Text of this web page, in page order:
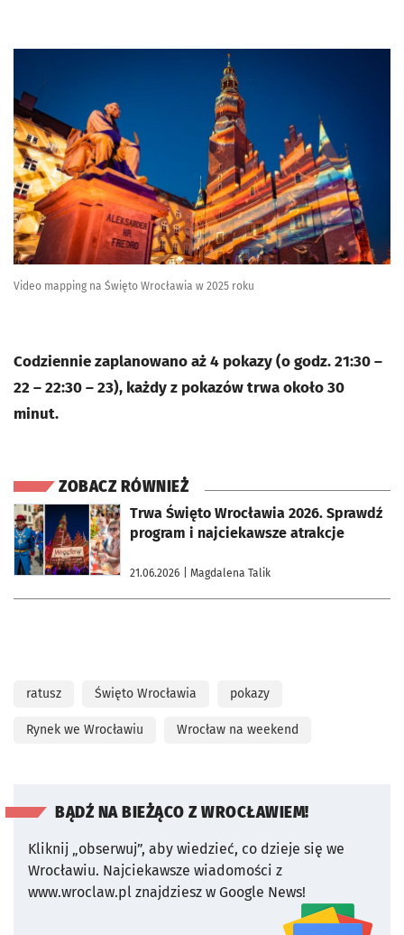
Video mapping na Święto Wrocławia w 2025 roku
Codziennie zaplanowano aż 4 pokazy (o godz. 21:30 –
22 – 22:30 – 23), każdy z pokazów trwa około 30
minut.
ZOBACZ RÓWNIEŻ
Trwa Święto Wrocławia 2026. Sprawdź
program i najciekawsze atrakcje
21.06.2026 | Magdalena Talik
otworzy się w nowej karcie
ratusz Święto Wrocławia pokazy
Rynek we Wrocławiu Wrocław na weekend
BĄDŹ NA BIEŻĄCO Z WROCŁAWIEM!
Kliknij „obserwuj”, aby wiedzieć, co dzieje się we
Wrocławiu. Najciekawsze wiadomości z
www.wroclaw.pl znajdziesz w Google News!